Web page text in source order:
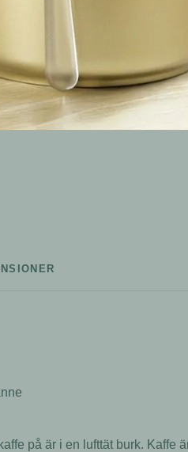
på är i en lufttät burk.